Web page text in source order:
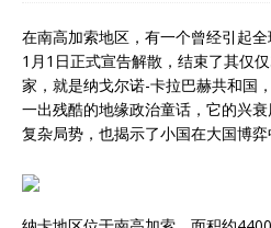
在南高加索地区，有一个曾经引起
1月1日正式宣告解散，结束了其仅
家，就是纳戈尔诺-卡拉巴赫共和国
一出残酷的地缘政治童话，它的兴
复杂局势，也揭示了小国在大国博弈